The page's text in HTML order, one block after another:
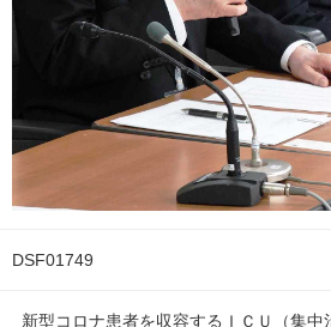
DSF01749
新型コロナ患者を収容するＩＣＵ（集中